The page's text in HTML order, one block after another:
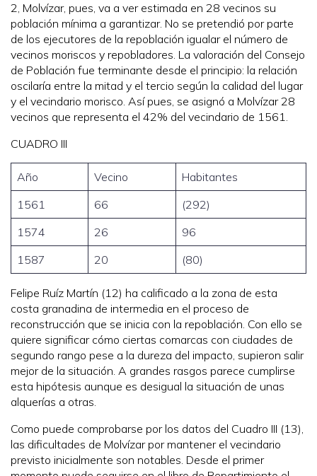
2, Molvízar, pues, va a ver estimada en 28 vecinos su
población mínima a garantizar. No se pretendió por parte
de los ejecutores de la repoblación igualar el número de
vecinos moriscos y repobladores. La valoración del Consejo
de Población fue terminante desde el principio: la relación
oscilaría entre la mitad y el tercio según la calidad del lugar
y el vecindario morisco. Así pues, se asignó a Molvízar 28
vecinos que representa el 42% del vecindario de 1561.
CUADRO III
Año Vecino
Habitantes
1561
66
(292)
1574
26
96
1587
20 (80)
Felipe Ruíz Martín (12) ha calificado a la zona de esta
costa granadina de intermedia en el proceso de
reconstrucción que se inicia con la repoblación. Con ello se
quiere significar cómo ciertas comarcas con ciudades de
segundo rango pese a la dureza del impacto, supieron salir
mejor de la situación. A grandes rasgos parece cumplirse
esta hipótesis aunque es desigual la situación de unas
alquerías a otras.
Como puede comprobarse por los datos del Cuadro III (13),
las dificultades de Molvízar por mantener el vecindario
previsto inicialmente son notables. Desde el primer